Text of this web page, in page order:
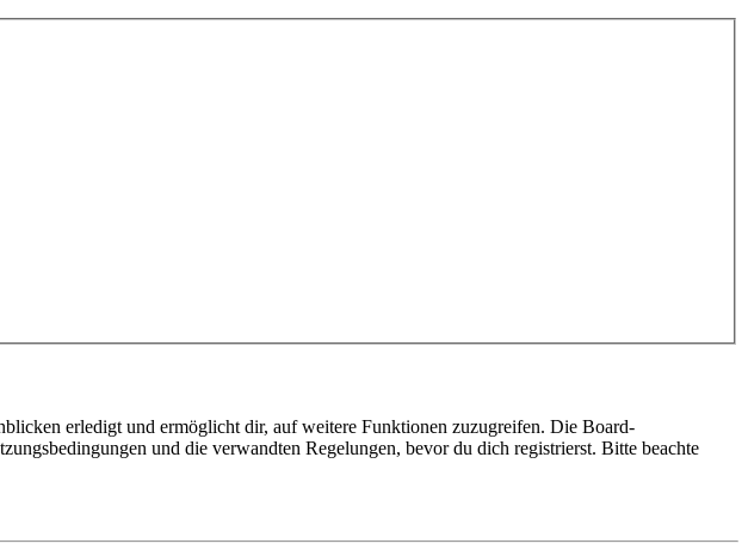
erledigt und ermöglicht dir, auf weitere Funktionen zuzugreifen. Die Board-
und die verwandten Regelungen, bevor du dich registrierst. Bitte beachte